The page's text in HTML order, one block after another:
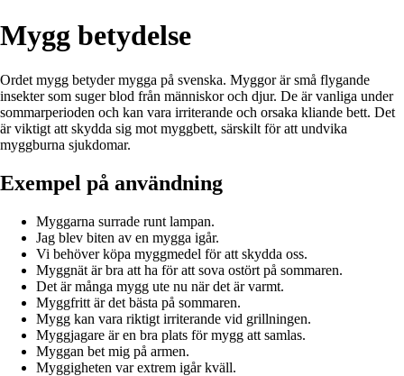
Mygg betydelse
Ordet mygg betyder mygga på svenska. Myggor är små flygande
insekter som suger blod från människor och djur. De är vanliga under
sommarperioden och kan vara irriterande och orsaka kliande bett. Det
är viktigt att skydda sig mot myggbett, särskilt för att undvika
myggburna sjukdomar.
Exempel på användning
Myggarna surrade runt lampan.
Jag blev biten av en mygga igår.
Vi behöver köpa myggmedel för att skydda oss.
Myggnät är bra att ha för att sova ostört på sommaren.
Det är många mygg ute nu när det är varmt.
Myggfritt är det bästa på sommaren.
Mygg kan vara riktigt irriterande vid grillningen.
Myggjagare är en bra plats för mygg att samlas.
Myggan bet mig på armen.
Myggigheten var extrem igår kväll.